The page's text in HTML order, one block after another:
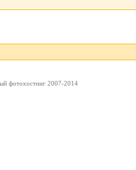
фотохостинг 2007-2014